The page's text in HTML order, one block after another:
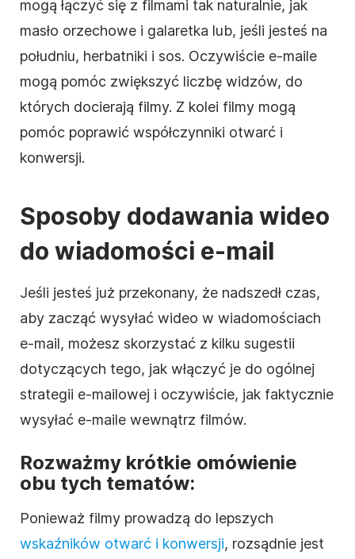
mogą łączyć się z filmami tak naturalnie, jak
masło orzechowe i galaretka lub, jeśli jesteś na
południu, herbatniki i sos. Oczywiście e-maile
mogą pomóc zwiększyć liczbę widzów, do
których docierają filmy. Z kolei filmy mogą
pomóc poprawić współczynniki otwarć i
konwersji.
Sposoby dodawania wideo
do wiadomości e-mail
Jeśli jesteś już przekonany, że nadszedł czas,
aby zacząć wysyłać wideo w wiadomościach
e-mail, możesz skorzystać z kilku sugestii
dotyczących tego, jak włączyć je do ogólnej
strategii e-mailowej i oczywiście, jak faktycznie
wysyłać e-maile wewnątrz filmów.
Rozważmy krótkie omówienie
obu tych tematów:
Ponieważ filmy prowadzą do lepszych
wskaźników otwarć i konwersji, rozsądnie jest